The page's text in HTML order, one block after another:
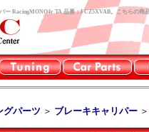
ー RacingMONO4r TA 品番：FCZ5XVAB。こちらの商
グパーツ ＞ ブレーキキャリパー ＞